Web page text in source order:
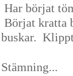
Har börjat
Börjat kratta
buskar.
Stämning...